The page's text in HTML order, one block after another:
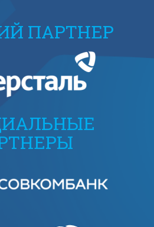
ПАРТНЕР